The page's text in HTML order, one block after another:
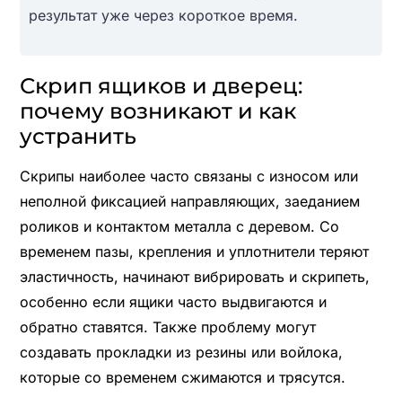
результат уже через короткое время.
Скрип ящиков и дверец:
почему возникают и как
устранить
Скрипы наиболее часто связаны с износом или
неполной фиксацией направляющих, заеданием
роликов и контактом металла с деревом. Со
временем пазы, крепления и уплотнители теряют
эластичность, начинают вибрировать и скрипеть,
особенно если ящики часто выдвигаются и
обратно ставятся. Также проблему могут
создавать прокладки из резины или войлока,
которые со временем сжимаются и трясутся.